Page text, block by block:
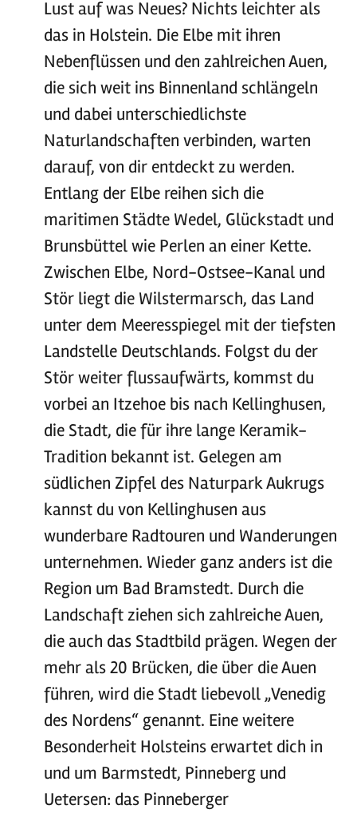
Lust auf was Neues? Nichts leichter als
das in Holstein. Die Elbe mit ihren
Nebenflüssen und den zahlreichen Auen,
die sich weit ins Binnenland schlängeln
und dabei unterschiedlichste
Naturlandschaften verbinden, warten
darauf, von dir entdeckt zu werden.
Entlang der Elbe reihen sich die
maritimen Städte Wedel, Glückstadt und
Brunsbüttel wie Perlen an einer Kette.
Zwischen Elbe, Nord-Ostsee-Kanal und
Stör liegt die Wilstermarsch, das Land
unter dem Meeresspiegel mit der tiefsten
Landstelle Deutschlands. Folgst du der
Stör weiter flussaufwärts, kommst du
vorbei an Itzehoe bis nach Kellinghusen,
die Stadt, die für ihre lange Keramik-
Tradition bekannt ist. Gelegen am
südlichen Zipfel des Naturpark Aukrugs
kannst du von Kellinghusen aus
wunderbare Radtouren und Wanderungen
unternehmen. Wieder ganz anders ist die
Region um Bad Bramstedt. Durch die
Landschaft ziehen sich zahlreiche Auen,
die auch das Stadtbild prägen. Wegen der
mehr als 20 Brücken, die über die Auen
führen, wird die Stadt liebevoll „Venedig
des Nordens“ genannt. Eine weitere
Besonderheit Holsteins erwartet dich in
und um Barmstedt, Pinneberg und
Uetersen: das Pinneberger